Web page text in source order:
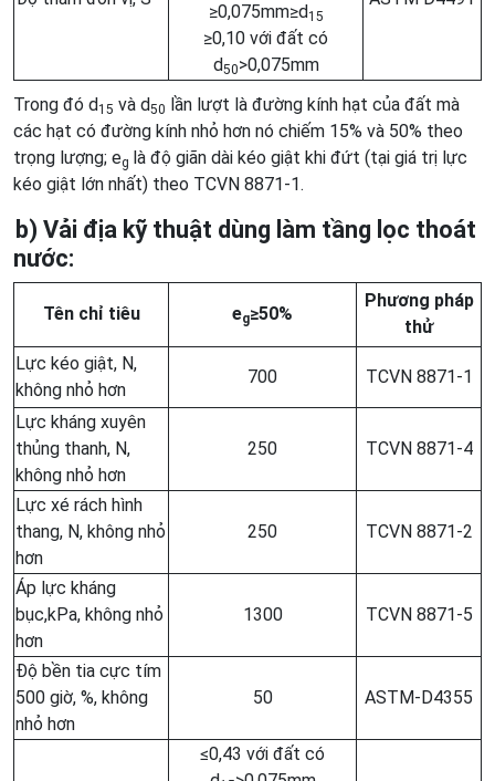
≥0,075mm≥d15
≥0,10 với đất có
d50>0,075mm
Trong đó d15 và d50 lần lượt là đường kính hạt của đất mà
các hạt có đường kính nhỏ hơn nó chiếm 15% và 50% theo
trọng lượng; eg là độ giãn dài kéo giật khi đứt (tại giá trị lực
kéo giật lớn nhất) theo TCVN 8871-1.
b) Vải địa kỹ thuật dùng làm tầng lọc thoát
nước:
Tên chỉ tiêu eg≥50%
Phương pháp
thử
Lực kéo giật, N,
không nhỏ hơn
700 TCVN 8871-1
Lực kháng xuyên
thủng thanh, N,
không nhỏ hơn
250 TCVN 8871-4
Lực xé rách hình
thang, N, không nhỏ
hơn
250 TCVN 8871-2
Áp lực kháng
bục,kPa, không nhỏ
hơn
1300 TCVN 8871-5
Độ bền tia cực tím
500 giờ, %, không
nhỏ hơn
50 ASTM-D4355
≤0,43 với đất có